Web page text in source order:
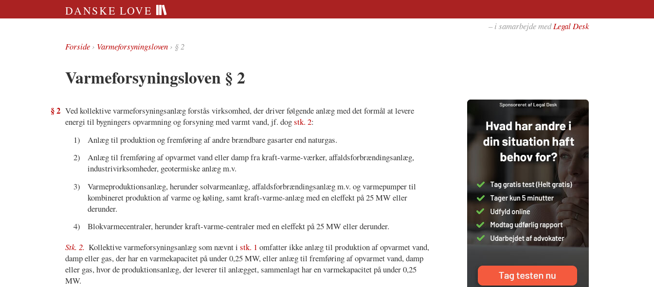
DANSKE LOVE
– i samarbejde medLegal Desk
Forside› Varmeforsyningsloven› § 2
Varmeforsyningsloven § 2
§ 2 Ved kollektive varmeforsyningsanlæg forstås virksomhed, der driver følgende anlæg med det formål at levere
energi til bygningers opvarmning og forsyning med varmt vand, jf. dogstk. 2:
1)
Anlæg til produktion og fremføring af andre brændbare gasarter end naturgas.
2)
Anlæg til fremføring af opvarmet vand eller damp fra kraft-varme-værker, affaldsforbrændingsanlæg,
industrivirksomheder, geotermiske anlæg m.v.
3)
Varmeproduktionsanlæg, herunder solvarmeanlæg, affaldsforbrændingsanlæg m.v. og varmepumper til
kombineret produktion af varme og køling, samt kraft-varme-anlæg med en eleffekt på 25 MW eller
derunder.
4)
Blokvarmecentraler, herunder kraft-varme-centraler med en eleffekt på 25 MW eller derunder.
Stk. 2. Kollektive varmeforsyningsanlæg som nævnt i stk. 1 omfatter ikke anlæg til produktion af opvarmet vand,
damp eller gas, der har en varmekapacitet på under 0,25 MW, eller anlæg til fremføring af opvarmet vand, damp
eller gas, hvor de produktionsanlæg, der leverer til anlægget, sammenlagt har en varmekapacitet på under 0,25
MW.